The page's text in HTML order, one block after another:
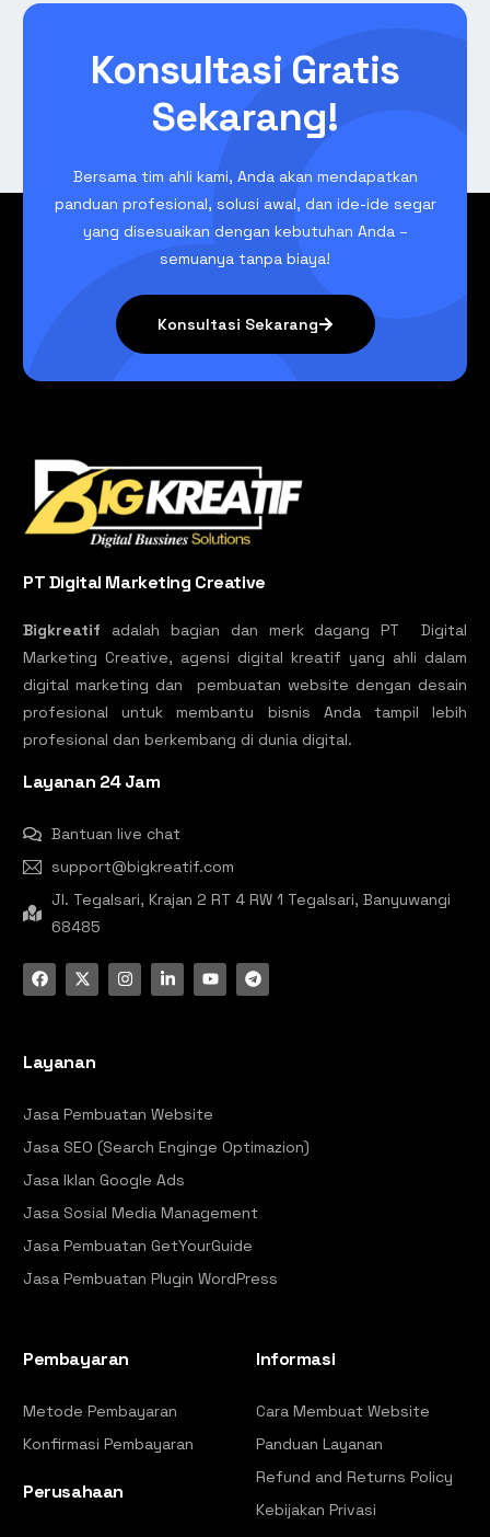
Konsultasi Gratis
Sekarang!
Bersama tim ahli kami, Anda akan mendapatkan
panduan profesional, solusi awal, dan ide-ide segar
yang disesuaikan dengan kebutuhan Anda –
semuanya tanpa biaya!
Konsultasi Sekarang
PT Digital Marketing Creative
Bigkreatif adalah bagian dan merk dagang PT Digital
Marketing Creative, agensi digital kreatif yang ahli dalam
digital marketing dan pembuatan website dengan desain
profesional untuk membantu bisnis Anda tampil lebih
profesional dan berkembang di dunia digital.
Layanan 24 Jam
Bantuan live chat
support@bigkreatif.com
Jl. Tegalsari, Krajan 2 RT 4 RW 1 Tegalsari, Banyuwangi
68485
Layanan
Jasa Pembuatan Website
Jasa SEO (Search Enginge Optimazion)
Jasa Iklan Google Ads
Jasa Sosial Media Management
Jasa Pembuatan GetYourGuide
Jasa Pembuatan Plugin WordPress
Pembayaran
Metode Pembayaran
Konfirmasi Pembayaran
Perusahaan
Informasi
Cara Membuat Website
Panduan Layanan
Refund and Returns Policy
Kebijakan Privasi